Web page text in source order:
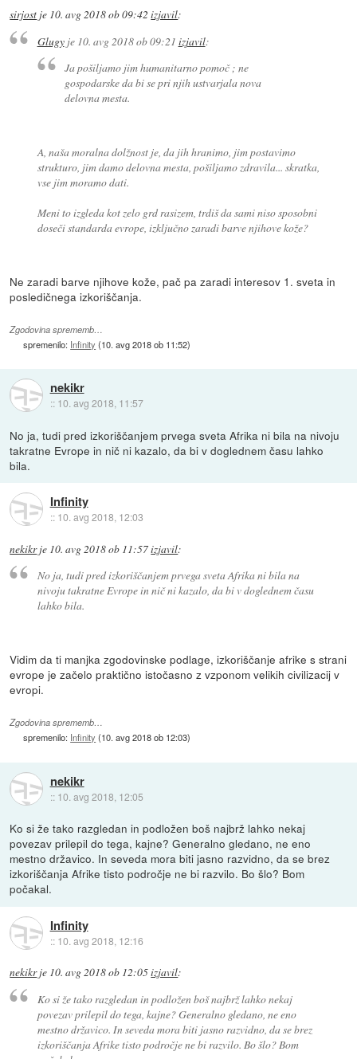
sirjost je 10. avg 2018 ob 09:42 izjavil:
Glugyje 10. avg 2018 ob 09:21 izjavil:
Ja pošiljamo jim humanitarno pomoč ; ne
gospodarske da bi se pri njih ustvarjala nova
delovna mesta.
A, naša moralna dolžnost je, da jih hranimo, jim postavimo
strukturo, jim damo delovna mesta, pošiljamo zdravila... skratka,
vse jim moramo dati.
Meni to izgleda kot zelo grd rasizem, trdiš da sami niso sposobni
doseči standarda evrope, izključno zaradi barve njihove kože?
Ne zaradi barve njihove kože, pač pa zaradi interesov 1. sveta in
posledičnega izkoriščanja.
Zgodovina sprememb…
spremenilo: Infinity (10. avg 2018 ob 11:52)
nekikr
:: 10. avg 2018, 11:57
No ja, tudi pred izkoriščanjem prvega sveta Afrika ni bila na nivoju
takratne Evrope in nič ni kazalo, da bi v doglednem času lahko
bila.
Infinity
:: 10. avg 2018, 12:03
nekikrje 10. avg 2018 ob 11:57izjavil:
No ja, tudi pred izkoriščanjem prvega sveta Afrika ni bila na
nivoju takratne Evrope in nič ni kazalo, da bi v doglednem času
lahko bila.
Vidim da ti manjka zgodovinske podlage, izkoriščanje afrike s strani
evrope je začelo praktično istočasno z vzponom velikih civilizacij v
evropi.
Zgodovina sprememb…
spremenilo: Infinity (10. avg 2018 ob 12:03)
nekikr
:: 10. avg 2018, 12:05
Ko si že tako razgledan in podložen boš najbrž lahko nekaj
povezav prilepil do tega, kajne? Generalno gledano, ne eno
mestno državico. In seveda mora biti jasno razvidno, da se brez
izkoriščanja Afrike tisto področje ne bi razvilo. Bo šlo? Bom
počakal.
Infinity
:: 10. avg 2018, 12:16
nekikrje 10. avg 2018 ob 12:05izjavil:
Ko si že tako razgledan in podložen boš najbrž lahko nekaj
povezav prilepil do tega, kajne? Generalno gledano, ne eno
mestno državico. In seveda mora biti jasno razvidno, da se brez
izkoriščanja Afrike tisto področje ne bi razvilo. Bo šlo? Bom